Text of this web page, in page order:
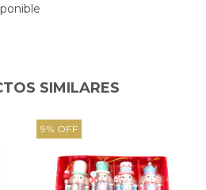
SIMILARES
9% OFF